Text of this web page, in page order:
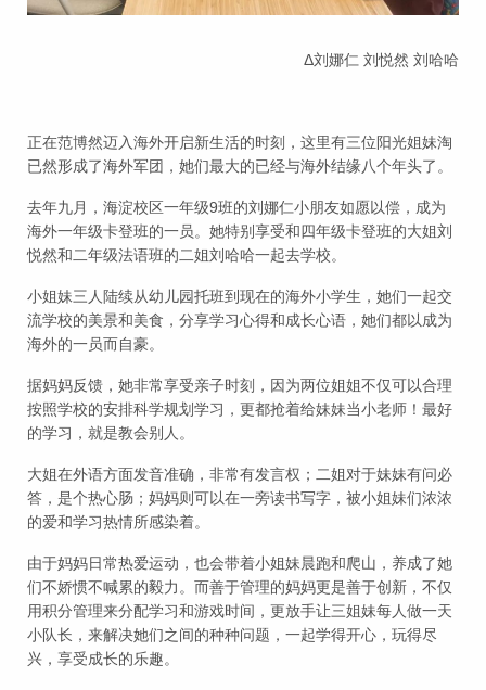
Δ刘娜仁 刘悦然 刘哈哈
正在范博然迈入海外开启新生活的时刻，这里有三位阳光姐妹淘
已然形成了海外军团，她们最大的已经与海外结缘八个年头了。
去年九月，海淀校区一年级9班的刘娜仁小朋友如愿以偿，成为
海外一年级卡登班的一员。她特别享受和四年级卡登班的大姐刘
悦然和二年级法语班的二姐刘哈哈一起去学校。
小姐妹三人陆续从幼儿园托班到现在的海外小学生，她们一起交
流学校的美景和美食，分享学习心得和成长心语，她们都以成为
海外的一员而自豪。
据妈妈反馈，她非常享受亲子时刻，因为两位姐姐不仅可以合理
按照学校的安排科学规划学习，更都抢着给妹妹当小老师！最好
的学习，就是教会别人。
大姐在外语方面发音准确，非常有发言权；二姐对于妹妹有问必
答，是个热心肠；妈妈则可以在一旁读书写字，被小姐妹们浓浓
的爱和学习热情所感染着。
由于妈妈日常热爱运动，也会带着小姐妹晨跑和爬山，养成了她
们不娇惯不喊累的毅力。而善于管理的妈妈更是善于创新，不仅
用积分管理来分配学习和游戏时间，更放手让三姐妹每人做一天
小队长，来解决她们之间的种种问题，一起学得开心，玩得尽
兴，享受成长的乐趣。